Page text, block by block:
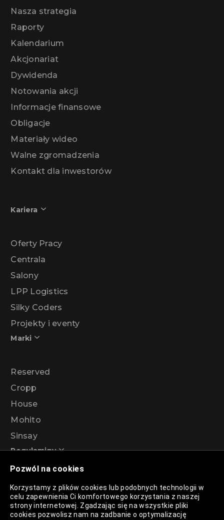
Pozwól na cookies
Korzystamy z plików cookies lub podobnych technologii w
celu zapewnienia Ci komfortowego korzystania z naszej
strony internetowej. Zgadzając się na wszystkie pliki
cookies pozwolisz nam na zadbanie o optymalizację
Nasza strategia
Raporty
Kalendarium
Akcjonariat
Dywidenda
Notowania akcji
Informacje finansowe
Obligacje
Materiały wideo
Walne zgromadzenia
Kontakt dla inwestorów
Kariera
Oferty Pracy
Centrala
Salony
LPP Logistics
Silky Coders
Projekty i eventy
Marki
Reserved
Cropp
House
Mohito
Sinsay
Regulaminy
Regulamin akcji promocyjnej – Program
rabatowy 99%